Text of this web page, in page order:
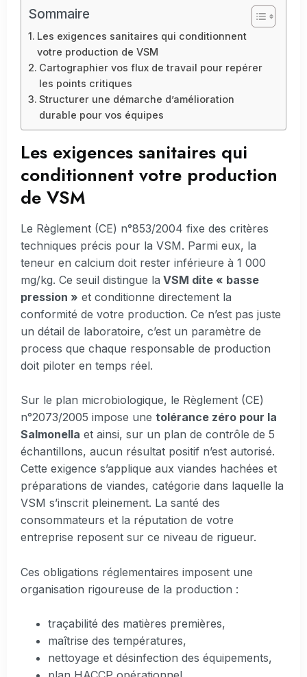
Sommaire
Les exigences sanitaires qui conditionnent
votre production de VSM
Cartographier vos flux de travail pour repérer
les points critiques
Structurer une démarche d’amélioration
durable pour vos équipes
Les exigences sanitaires qui
conditionnent votre production
de VSM
Le Règlement (CE) n°853/2004 fixe des critères
techniques précis pour la VSM. Parmi eux, la
teneur en calcium doit rester inférieure à 1 000
mg/kg. Ce seuil distingue la VSM dite « basse
pression » et conditionne directement la
conformité de votre production. Ce n’est pas juste
un détail de laboratoire, c’est un paramètre de
process que chaque responsable de production
doit piloter en temps réel.
Sur le plan microbiologique, le Règlement (CE)
n°2073/2005 impose une tolérance zéro pour la
Salmonella et ainsi, sur un plan de contrôle de 5
échantillons, aucun résultat positif n’est autorisé.
Cette exigence s’applique aux viandes hachées et
préparations de viandes, catégorie dans laquelle la
VSM s’inscrit pleinement. La santé des
consommateurs et la réputation de votre
entreprise reposent sur ce niveau de rigueur.
Ces obligations réglementaires imposent une
organisation rigoureuse de la production :
traçabilité des matières premières,
maîtrise des températures,
nettoyage et désinfection des équipements,